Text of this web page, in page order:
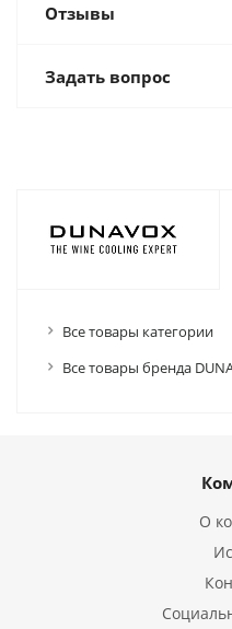
Отзывы
Задать вопрос
Все товары категории
Все товары бренда
О